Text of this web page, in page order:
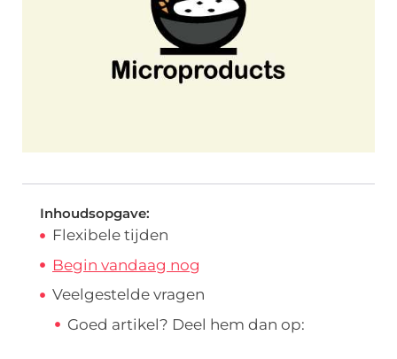
Inhoudsopgave:
Flexibele tijden
Begin vandaag nog
Veelgestelde vragen
Goed artikel? Deel hem dan op: